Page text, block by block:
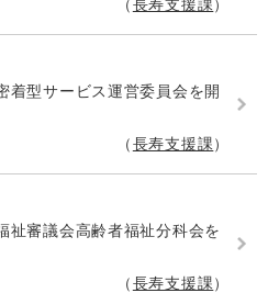
長寿支援課
着型サービス運営委員会を開
長寿支援課
祉審議会高齢者福祉分科会を
長寿支援課